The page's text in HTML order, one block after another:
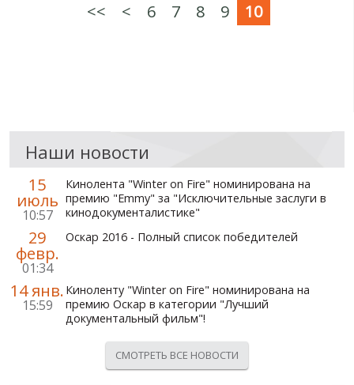
<< < 6 7 8 9 10
Наши новости
15
июль
10:57
Кинолента "Winter on Fire" номинирована на
премию "Emmy" за "Исключительные заслуги в
кинодокументалистике"
29
февр.
01:34
Оскар 2016 - Полный список победителей
14 янв.
15:59
Киноленту "Winter on Fire" номинирована на
премию Оскар в категории "Лучший
документальный фильм"!
СМОТРЕТЬ ВСЕ НОВОСТИ